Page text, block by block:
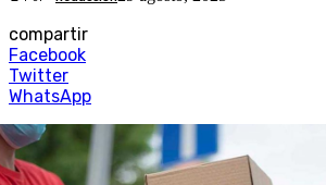
compartir
Facebook
Twitter
WhatsApp